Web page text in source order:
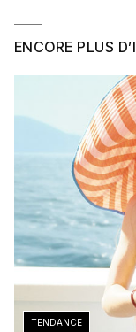
ENCORE PLUS